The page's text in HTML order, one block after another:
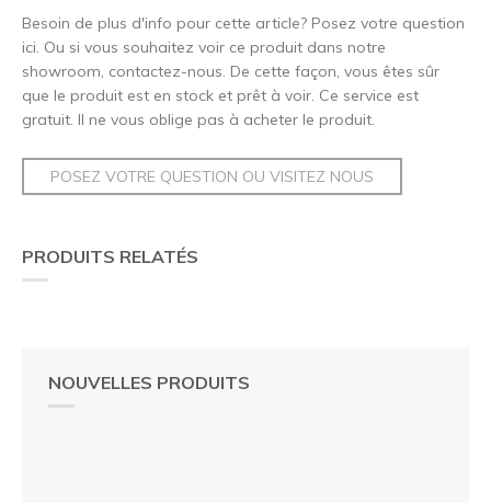
NOUVELLES PRODUITS
Besoin de plus d'info pour cette article? Posez votre question
ici. Ou si vous souhaitez voir ce produit dans notre
showroom, contactez-nous. De cette façon, vous êtes sûr
que le produit est en stock et prêt à voir. Ce service est
gratuit. Il ne vous oblige pas à acheter le produit.
POSEZ VOTRE QUESTION OU VISITEZ NOUS
PRODUITS RELATÉS